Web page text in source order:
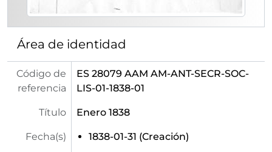
Área de identidad
Código de
referencia
ES 28079 AAM AM-ANT-SECR-SOC-
LIS-01-1838-01
Título Enero 1838
Fecha(s) 1838-01-31 (Creación)